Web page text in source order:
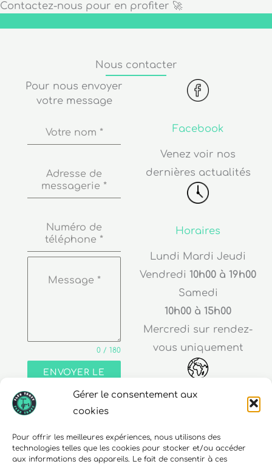
Gérer le consentement aux
cookies
Pour offrir les meilleures expériences, nous utilisons des
technologies telles que les cookies pour stocker et/ou accéder
aux informations des appareils. Le fait de consentir à ces
Contactez-nous pour en profiter 🚀
Nous contacter
Pour nous envoyer
votre message
Votre nom *
Adresse de
messagerie *
Numéro de
téléphone *
Message *
0 / 180
ENVOYER LE
Facebook
Venez voir nos
dernières actualités
Horaires
Lundi Mardi Jeudi
Vendredi 10h00 à 19h00
Samedi
10h00 à 15h00
Mercredi sur rendez-
vous uniquement
30 rue Edouard Richard
68000 Colmar